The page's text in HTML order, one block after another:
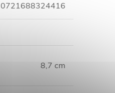
0721688324416
8,7 cm